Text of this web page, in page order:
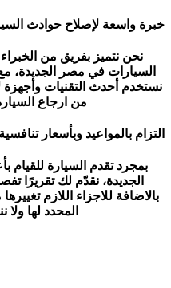
خبرة واسعة لإصلاح حوادث
نحن نتميز بفريق من
السيارات في مصر الجديدة،
نستخدم أحدث التقنيات وأجهزة
من ارجاع
التزام بالمواعيد وبأسعار تنافسية
بمجرد تقدم السيارة
الجديدة، نقدّم لك تقريرًا
بالاضافة للاجزاء اللازم
المحدد لها ولا